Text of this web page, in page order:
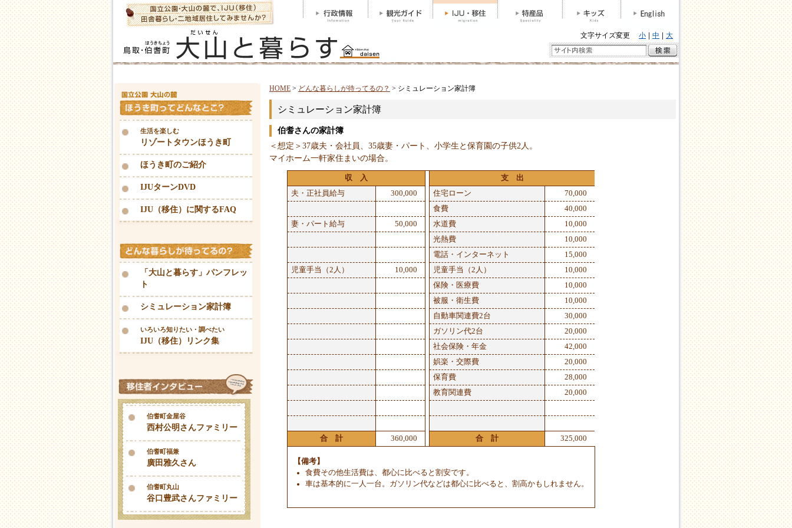
文字サイズ変更 小 中 大
HOME > どんな暮らしが待ってるの？ > シミュレーション家計簿
シミュレーション家計簿
伯耆さんの家計簿
＜想定＞37歳夫・会社員、35歳妻・パート、小学生と保育園の子供2人。
マイホーム一軒家住まいの場合。
収 入
合 計 360,000
夫・正社員給与 300,000
妻・パート給与 50,000
児童手当（2人） 10,000
支 出
合 計 325,000
住宅ローン
70,000
食費
40,000
水道費
10,000
光熱費
10,000
電話・インターネット
15,000
児童手当（2人）
10,000
保険・医療費
10,000
被服・衛生費
10,000
自動車関連費2台
30,000
ガソリン代2台
20,000
社会保険・年金
42,000
娯楽・交際費
20,000
保育費
28,000
教育関連費
20,000
【備考】
食費その他生活費は、都心に比べると割安です。
車は基本的に一人一台。ガソリン代などは都心に比べると、割高かもしれません。
生活を楽しむ
リゾートタウンほうき町
ほうき町のご紹介
IJUターンDVD
IJU（移住）に関するFAQ
「大山と暮らす」パンフレッ
ト
シミュレーション家計簿
いろいろ知りたい・調べたい
IJU（移住）リンク集
伯耆町金屋谷
西村公明さんファミリー
伯耆町福兼
廣田雅久さん
伯耆町丸山
谷口豊武さんファミリー